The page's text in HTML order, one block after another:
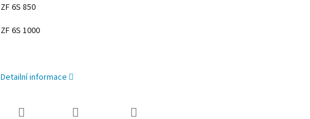
ZF 6S 850
ZF 6S 1000
Detailní informace